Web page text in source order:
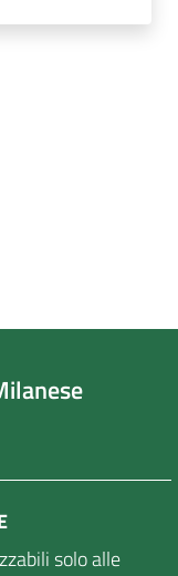
solo alle